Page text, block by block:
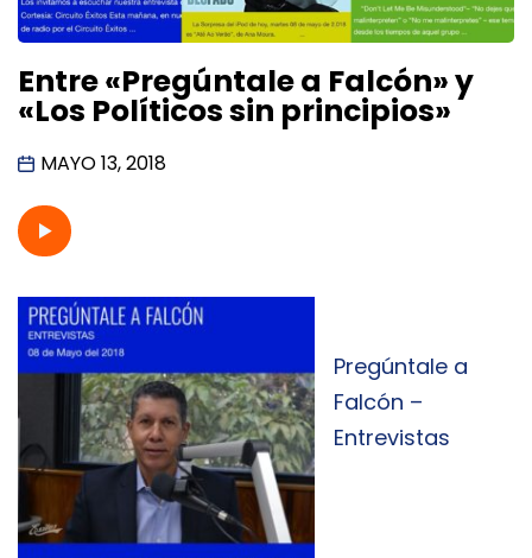
Entre «Pregúntale a Falcón» y
«Los Políticos sin principios»
MAYO 13, 2018
Pregúntale a
Falcón –
Entrevistas